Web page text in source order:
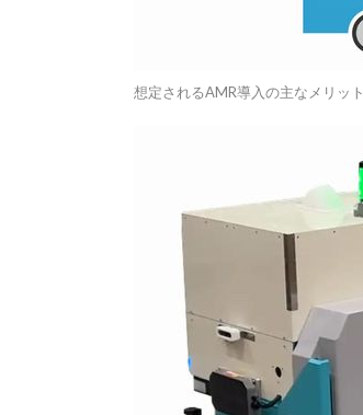
想定されるAMR導入の主なメリット